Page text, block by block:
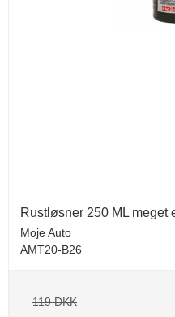
Rustløsner 250 ML meget
Moje Auto
AMT20-B26
119 DKK